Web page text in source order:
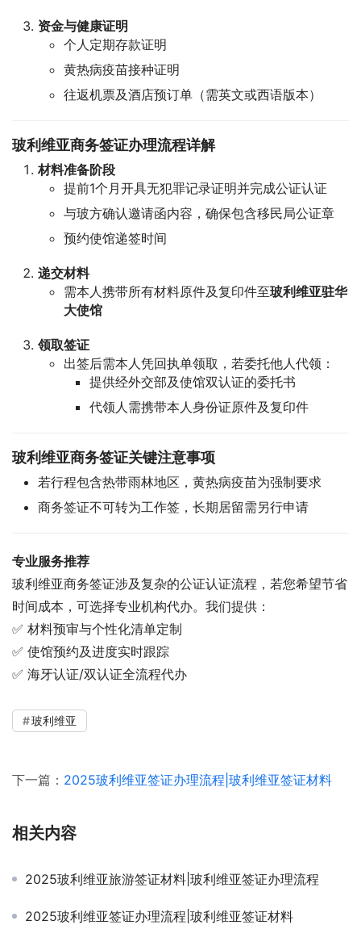
资金与健康证明
个人定期存款证明
黄热病疫苗接种证明
往返机票及酒店预订单（需英文或西语版本）
玻利维亚商务签证办理流程详解
材料准备阶段
提前1个月开具无犯罪记录证明并完成公证认证
与玻方确认邀请函内容，确保包含移民局公证章
预约使馆递签时间
递交材料
需本人携带所有材料原件及复印件至玻利维亚驻华
大使馆
领取签证
出签后需本人凭回执单领取，若委托他人代领：
提供经外交部及使馆双认证的委托书
代领人需携带本人身份证原件及复印件
玻利维亚商务签证关键注意事项
若行程包含热带雨林地区，黄热病疫苗为强制要求
商务签证不可转为工作签，长期居留需另行申请
专业服务推荐
玻利维亚商务签证涉及复杂的公证认证流程，若您希望节省
时间成本，可选择专业机构代办。我们提供：
✅ 材料预审与个性化清单定制
✅ 使馆预约及进度实时跟踪
✅ 海牙认证/双认证全流程代办
玻利维亚
下一篇： 2025玻利维亚签证办理流程|玻利维亚签证材料
相关内容
2025玻利维亚旅游签证材料|玻利维亚签证办理流程
2025玻利维亚签证办理流程|玻利维亚签证材料